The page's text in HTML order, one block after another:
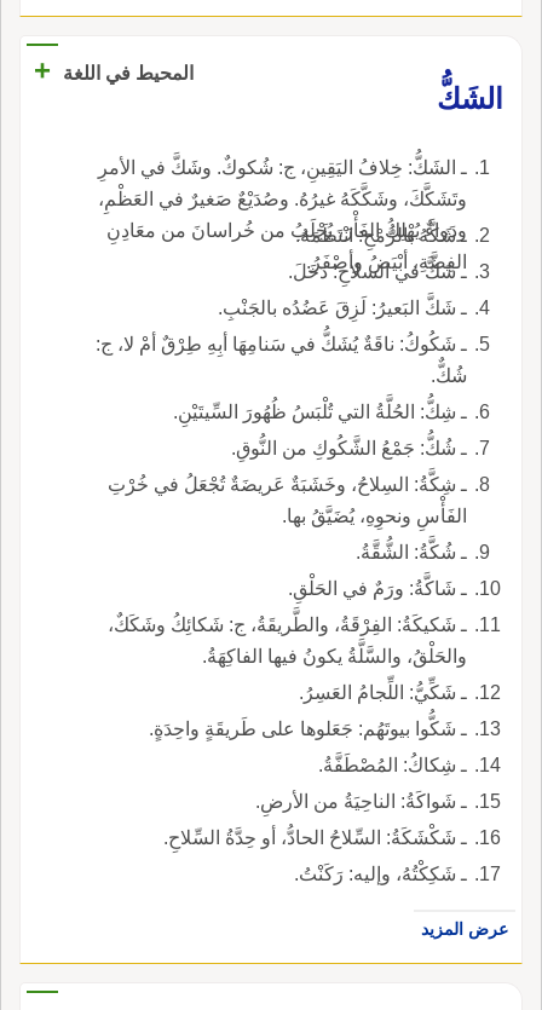
المحيط في اللغة
+
الشَكُّ
ـ الشَكُّ: خِلافُ اليَقِينِ، ج: شُكوكٌ. وشَكَّ في الأمرِ
وتَشَكَّكَ، وشَكَّكَهُ غيرُهُ. وصُدَيْعٌ صَغيرٌ في العَظْمِ،
ودَواءٌ يُهْلِكُ الفَأْرَ، يُجْلَبُ من خُراسانَ من معَادِنِ
الفِضَّةِ، أبْيَضُ وأصْفَرُ.
ـ شَكَّهُ بالرُّمْحِ: انْتَظَمَهُ.
ـ شَكَّ في السلاحِ: دَخَلَ.
ـ شَكَّ البَعيرُ: لَزِقَ عَضُدُه بالجَنْبِ.
ـ شَكُوكُ: ناقَةٌ يُشَكُّ في سَنامِهَا أبِهِ طِرْقٌ أمْ لا، ج:
شُكٌّ.
ـ شِكُّ: الحُلَّةُ التي تُلْبَسُ ظُهُورَ السِّيتَيْنِ.
ـ شُكُّ: جَمْعُ الشَّكُوكِ من النُّوقِ.
ـ شِكَّةُ: السِلاحُ، وخَشَبَةٌ عَريضَةٌ تُجْعَلُ في خُرْتِ
الفَأْسِ ونحوِهِ، يُضَيَّقُ بها.
ـ شُكَّةُ: الشُّقَّةُ.
ـ شَاكَّةُ: ورَمٌ في الحَلْقِ.
ـ شَكيكَةُ: الفِرْقَةُ، والطَّريقَةُ، ج: شَكائِكُ وشَكَكٌ،
والحَلْقُ، والسَّلَّةُ يكونُ فيها الفاكِهَةُ.
ـ شَكِّيُّ: اللِّجامُ العَسِرُ.
ـ شَكُّوا بيوتَهُم: جَعَلوها على طَريقَةٍ واحِدَةٍ.
ـ شِكاكُ: المُصْطَفَّةُ.
ـ شَواكَةُ: الناحِيَةُ من الأرضِ.
ـ شَكْشَكَةُ: السِّلاحُ الحادُّ، أو حِدَّةُ السِّلاحِ.
ـ شَكِكْتُهُ، وإليه: رَكَنْتُ.
عرض المزيد